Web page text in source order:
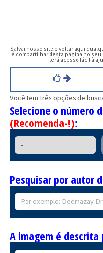
Salvar nosso site e voltar aqui
é compartilhar desta página no seu
terá acesso fácil à
Você tem três opções de
Selecione o número
(Recomenda-!):
Pesquisar por autor
A imagem é descrita